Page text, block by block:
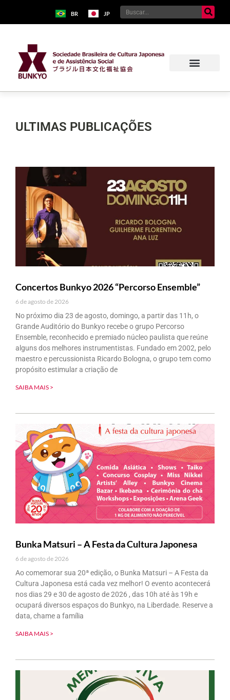
BR JP
ULTIMAS PUBLICAÇÕES
Concertos Bunkyo 2026 “Percorso Ensemble”
6 de agosto de 2026
No próximo dia 23 de agosto, domingo, a partir das 11h, o
Grande Auditório do Bunkyo recebe o grupo Percorso
Ensemble, reconhecido e premiado núcleo paulista que reúne
alguns dos melhores instrumentistas. Fundado em 2002, pelo
maestro e percussionista Ricardo Bologna, o grupo tem como
propósito estimular a criação de
SAIBA MAIS >
Bunka Matsuri – A Festa da Cultura Japonesa
6 de agosto de 2026
Ao comemorar sua 20ª edição, o Bunka Matsuri – A Festa da
Cultura Japonesa está cada vez melhor! O evento acontecerá
nos dias 29 e 30 de agosto de 2026 , das 10h até às 19h e
ocupará diversos espaços do Bunkyo, na Liberdade. Reserve a
data, chame a família
SAIBA MAIS >